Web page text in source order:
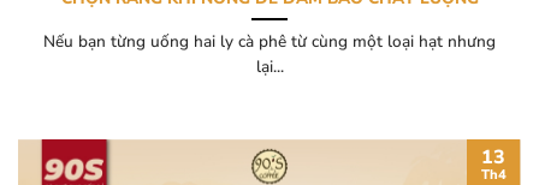
Nếu bạn từng uống hai ly cà phê từ cùng một loại hạt nhưng
lại...
13
Th4